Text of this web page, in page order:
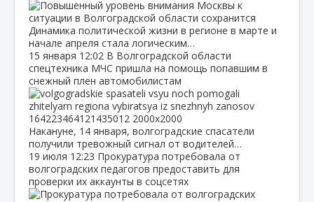
Динамика политической жизни в регионе в марте и
начале апреля стала логическим…
15 января 12:02 В Волгоградской области
спецтехника МЧС пришла на помощь попавшим в
снежный плен автомобилистам
Накануне, 14 января, волгоградские спасатели
получили тревожный сигнал от водителей…
19 июля 12:23 Прокуратура потребовала от
волгоградских педагогов предоставить для
проверки их аккаунты в соцсетях